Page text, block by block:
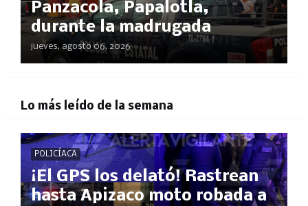
Panzacola, Papalotla,
durante la madrugada
jueves, agosto 06, 2026
Lo más leído de la semana
POLICÍACA
¡El GPS los delató! Rastrean
hasta Apizaco moto robada a